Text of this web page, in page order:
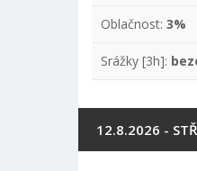
Oblačnost: 3%
Srážky [3h]:
12.8.2026 -